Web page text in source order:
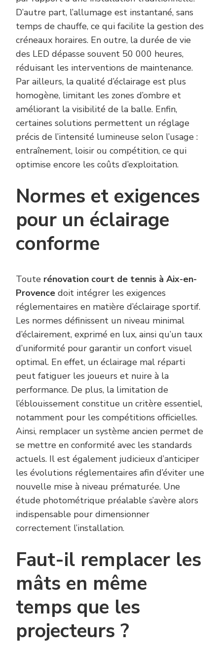
D’autre part, l’allumage est instantané, sans
temps de chauffe, ce qui facilite la gestion des
créneaux horaires. En outre, la durée de vie
des LED dépasse souvent 50 000 heures,
réduisant les interventions de maintenance.
Par ailleurs, la qualité d’éclairage est plus
homogène, limitant les zones d’ombre et
améliorant la visibilité de la balle. Enfin,
certaines solutions permettent un réglage
précis de l’intensité lumineuse selon l’usage :
entraînement, loisir ou compétition, ce qui
optimise encore les coûts d’exploitation.
Normes et exigences
pour un éclairage
conforme
Toute rénovation court de tennis à Aix-en-
Provence doit intégrer les exigences
réglementaires en matière d’éclairage sportif.
Les normes définissent un niveau minimal
d’éclairement, exprimé en lux, ainsi qu’un taux
d’uniformité pour garantir un confort visuel
optimal. En effet, un éclairage mal réparti
peut fatiguer les joueurs et nuire à la
performance. De plus, la limitation de
l’éblouissement constitue un critère essentiel,
notamment pour les compétitions officielles.
Ainsi, remplacer un système ancien permet de
se mettre en conformité avec les standards
actuels. Il est également judicieux d’anticiper
les évolutions réglementaires afin d’éviter une
nouvelle mise à niveau prématurée. Une
étude photométrique préalable s’avère alors
indispensable pour dimensionner
correctement l’installation.
Faut-il remplacer les
mâts en même
temps que les
projecteurs ?